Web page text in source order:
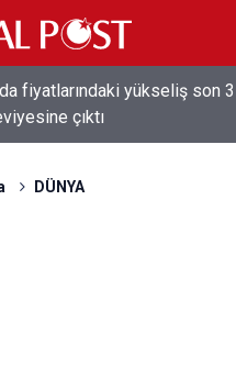
fiyatlarındaki yükseliş son
çıktı
sekiz kişi
DÜNYA